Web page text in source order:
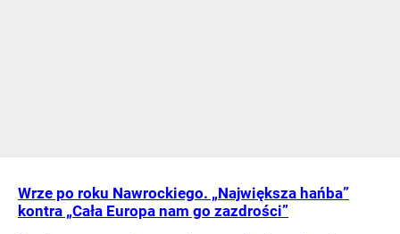
Wrze po roku Nawrockiego. „Największa hańba”
kontra „Cała Europa nam go zazdrości”